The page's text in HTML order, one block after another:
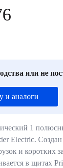
или не
и аналоги
1
Electric.
и коротких
в щитах